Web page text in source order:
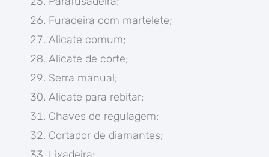
Furadeira com martelete;
Alicate comum;
Alicate de corte;
Serra manual;
Alicate para rebitar;
Chaves de regulagem;
Cortador de diamantes;